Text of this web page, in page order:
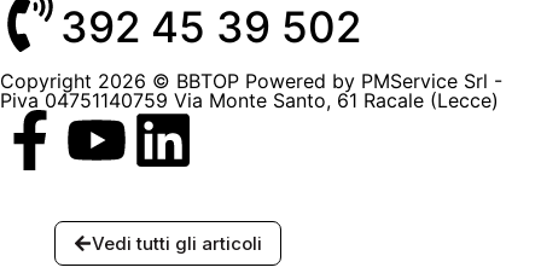
392 45 39 502
Copyright 2026 © BBTOP Powered by PMService Srl -
Piva 04751140759 Via Monte Santo, 61 Racale (Lecce)
Vedi tutti gli articoli